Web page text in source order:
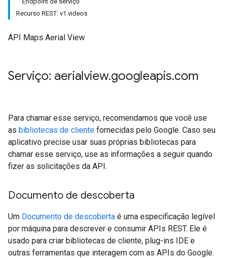
Recurso REST: v1.videos
API Maps Aerial View
Serviço: aerialview.googleapis.com
Para chamar esse serviço, recomendamos que você use
as bibliotecas de cliente fornecidas pelo Google. Caso seu
aplicativo precise usar suas próprias bibliotecas para
chamar esse serviço, use as informações a seguir quando
fizer as solicitações da API.
Documento de descoberta
Um Documento de descoberta é uma especificação legível
por máquina para descrever e consumir APIs REST. Ele é
usado para criar bibliotecas de cliente, plug-ins IDE e
outras ferramentas que interagem com as APIs do Google.